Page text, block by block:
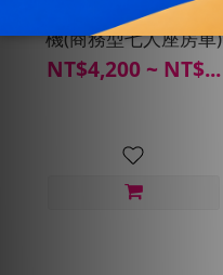
彰化縣-桃園機場接送
機(商務型七人座房車)
NT$4,200 ~ NT$...